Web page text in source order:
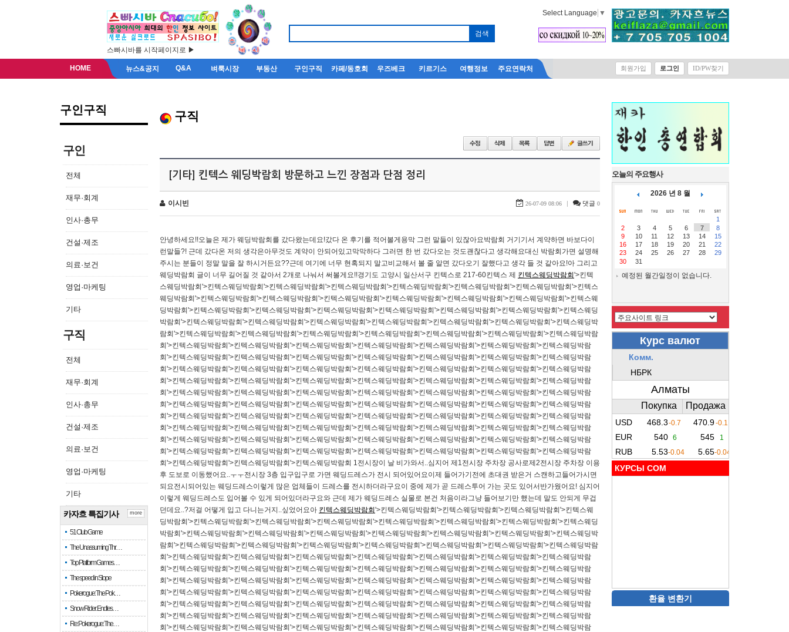
스빠시바를 시작페이지로 ▶
Select Language ▼
HOME 뉴스&공지 Q&A 벼룩시장 부동산 구인구직 카페/동호회 우즈베크 키르기스 여행정보 주요연락처 회원가입 로그인 ID/PW찾기
구인구직
구인
전체
재무·회계
인사·총무
건설·제조
의료·보건
영업·마케팅
기타
구직
전체
재무·회계
인사·총무
건설·제조
의료·보건
영업·마케팅
기타
카자흐 특집기사
51 Club Game
The Unassuming Thr…
Top Platform Games…
The speed in Slope
Pokerogue: The Pok…
Snow Rider: Endles…
Re: Pokerogue: The…
more
구직
[기타] 킨텍스 웨딩박람회 방문하고 느낀 장점과 단점 정리
이시빈 26-07-09 08:06 | 댓글 0
안녕하세요!!오늘은 제가 웨딩박람회를 갔다왔는데요!갔다 온 후기를 적어볼게용​막 그런 말들이 있잖아요박람회 거기기서 계약하면 바보다이
런말들?! 근데 갔다온 저의 생각은아무것도 계약이 안되어있고막막하다 그러면 한 번 갔다오는 것도괜찮다고 생각해요​대신 박람회가면 설명해
주시는 분들이 정말 말을 잘 하시거든요??근데 여기에 너무 현혹되지 말고비교해서 볼 줄 알면 갔다오기 잘했다고 생각 들 것 같아요!​​아 그리고
웨딩박람회 글이 너무 길어질 것 같아서 2개로 나눠서 써볼게요!!​경기도 고양시 일산서구 킨텍스로 217-60킨텍스 제 킨텍스웨딩박람회 '>킨텍
스웨딩박람회'>킨텍스웨딩박람회'>킨텍스웨딩박람회'>킨텍스웨딩박람회'>킨텍스웨딩박람회'>킨텍스웨딩박람회'>킨텍스웨딩박람회'>킨텍스
웨딩박람회'>킨텍스웨딩박람회'>킨텍스웨딩박람회'>킨텍스웨딩박람회'>킨텍스웨딩박람회'>킨텍스웨딩박람회'>킨텍스웨딩박람회'>킨텍스웨
딩박람회'>킨텍스웨딩박람회'>킨텍스웨딩박람회'>킨텍스웨딩박람회'>킨텍스웨딩박람회'>킨텍스웨딩박람회'>킨텍스웨딩박람회'>킨텍스웨딩
박람회'>킨텍스웨딩박람회'>킨텍스웨딩박람회'>킨텍스웨딩박람회'>킨텍스웨딩박람회'>킨텍스웨딩박람회'>킨텍스웨딩박람회'>킨텍스웨딩박
람회'>킨텍스웨딩박람회'>킨텍스웨딩박람회'>킨텍스웨딩박람회'>킨텍스웨딩박람회'>킨텍스웨딩박람회'>킨텍스웨딩박람회'>킨텍스웨딩박람
회'>킨텍스웨딩박람회'>킨텍스웨딩박람회'>킨텍스웨딩박람회'>킨텍스웨딩박람회'>킨텍스웨딩박람회'>킨텍스웨딩박람회'>킨텍스웨딩박람
회'>킨텍스웨딩박람회'>킨텍스웨딩박람회'>킨텍스웨딩박람회'>킨텍스웨딩박람회'>킨텍스웨딩박람회'>킨텍스웨딩박람회'>킨텍스웨딩박람
회'>킨텍스웨딩박람회'>킨텍스웨딩박람회'>킨텍스웨딩박람회'>킨텍스웨딩박람회'>킨텍스웨딩박람회'>킨텍스웨딩박람회'>킨텍스웨딩박람
회'>킨텍스웨딩박람회'>킨텍스웨딩박람회'>킨텍스웨딩박람회'>킨텍스웨딩박람회'>킨텍스웨딩박람회'>킨텍스웨딩박람회'>킨텍스웨딩박람
회'>킨텍스웨딩박람회'>킨텍스웨딩박람회'>킨텍스웨딩박람회'>킨텍스웨딩박람회'>킨텍스웨딩박람회'>킨텍스웨딩박람회'>킨텍스웨딩박람
회'>킨텍스웨딩박람회'>킨텍스웨딩박람회'>킨텍스웨딩박람회'>킨텍스웨딩박람회'>킨텍스웨딩박람회'>킨텍스웨딩박람회'>킨텍스웨딩박람
회'>킨텍스웨딩박람회'>킨텍스웨딩박람회'>킨텍스웨딩박람회'>킨텍스웨딩박람회'>킨텍스웨딩박람회'>킨텍스웨딩박람회'>킨텍스웨딩박람
회'>킨텍스웨딩박람회'>킨텍스웨딩박람회'>킨텍스웨딩박람회'>킨텍스웨딩박람회'>킨텍스웨딩박람회'>킨텍스웨딩박람회'>킨텍스웨딩박람
회'>킨텍스웨딩박람회'>킨텍스웨딩박람회'>킨텍스웨딩박람회'>킨텍스웨딩박람회'>킨텍스웨딩박람회'>킨텍스웨딩박람회'>킨텍스웨딩박람
회'>킨텍스웨딩박람회'>킨텍스웨딩박람회'>킨텍스웨딩박람회'>킨텍스웨딩박람회'>킨텍스웨딩박람회'>킨텍스웨딩박람회'>킨텍스웨딩박람
회'>킨텍스웨딩박람회'>킨텍스웨딩박람회'>킨텍스웨딩박람회 1전시장​이 날 비가와서..심지어 제1전시장 주차장 공사로제2전시장 주차장 이용
후 도보로 이동했어요..ㅜㅜ​전시장 3층 입구​입구로 가면 웨딩드레스가 전시 되어있어요이제 들어가기전에 초대권 받은거 스캔하고들어가시면
되요​전시되어있는 웨딩드레스​이렇게 많은 업체들이 드레스를 전시하더라구요이 중에 제가 곧 드레스투어 가는 곳도 있어서반가웠어요! 심지어​​
이렇게 웨딩드레스도 입어볼 수 있게 되어있더라구요와 근데 제가 웨딩드레스 실물로 본건 처음이라그냥 들어보기만 했는데 말도 안되게 무겁
던데요..?저걸 어떻게 입고 다니는거지..싶었어요아 킨텍스웨딩박람회 '>킨텍스웨딩박람회'>킨텍스웨딩박람회'>킨텍스웨딩박람회'>킨텍스웨
딩박람회'>킨텍스웨딩박람회'>킨텍스웨딩박람회'>킨텍스웨딩박람회'>킨텍스웨딩박람회'>킨텍스웨딩박람회'>킨텍스웨딩박람회'>킨텍스웨딩
박람회'>킨텍스웨딩박람회'>킨텍스웨딩박람회'>킨텍스웨딩박람회'>킨텍스웨딩박람회'>킨텍스웨딩박람회'>킨텍스웨딩박람회'>킨텍스웨딩박
람회'>킨텍스웨딩박람회'>킨텍스웨딩박람회'>킨텍스웨딩박람회'>킨텍스웨딩박람회'>킨텍스웨딩박람회'>킨텍스웨딩박람회'>킨텍스웨딩박람
회'>킨텍스웨딩박람회'>킨텍스웨딩박람회'>킨텍스웨딩박람회'>킨텍스웨딩박람회'>킨텍스웨딩박람회'>킨텍스웨딩박람회'>킨텍스웨딩박람
회'>킨텍스웨딩박람회'>킨텍스웨딩박람회'>킨텍스웨딩박람회'>킨텍스웨딩박람회'>킨텍스웨딩박람회'>킨텍스웨딩박람회'>킨텍스웨딩박람
회'>킨텍스웨딩박람회'>킨텍스웨딩박람회'>킨텍스웨딩박람회'>킨텍스웨딩박람회'>킨텍스웨딩박람회'>킨텍스웨딩박람회'>킨텍스웨딩박람
회'>킨텍스웨딩박람회'>킨텍스웨딩박람회'>킨텍스웨딩박람회'>킨텍스웨딩박람회'>킨텍스웨딩박람회'>킨텍스웨딩박람회'>킨텍스웨딩박람
회'>킨텍스웨딩박람회'>킨텍스웨딩박람회'>킨텍스웨딩박람회'>킨텍스웨딩박람회'>킨텍스웨딩박람회'>킨텍스웨딩박람회'>킨텍스웨딩박람
회'>킨텍스웨딩박람회'>킨텍스웨딩박람회'>킨텍스웨딩박람회'>킨텍스웨딩박람회'>킨텍스웨딩박람회'>킨텍스웨딩박람회'>킨텍스웨딩박람
회'>킨텍스웨딩박람회'>킨텍스웨딩박람회'>킨텍스웨딩박람회'>킨텍스웨딩박람회'>킨텍스웨딩박람회'>킨텍스웨딩박람회'>킨텍스웨딩박람
오늘의 주요행사
2026 년 8 월
1
2
3 4 5 6 7
8
9
10 11 12 13 14
15
16
17 18 19 20 21
22
23
24 25 26 27 28
29
30
31
예정된 월간일정이 없습니다.
КУРСЫ COM
환율 변환기